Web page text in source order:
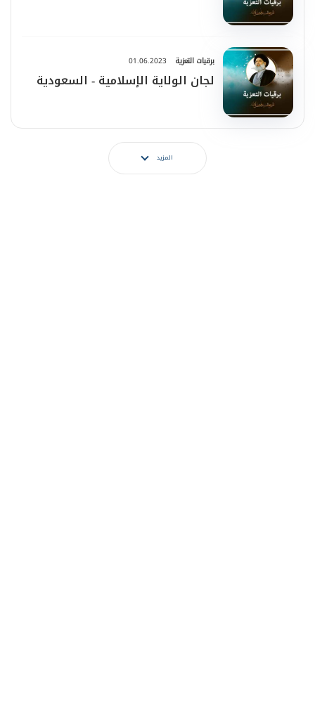
برقيات التعزية 01.06.2023
لجان الولاية الإسلامية - السعودية
المزيد